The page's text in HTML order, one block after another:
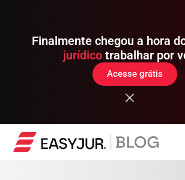
Finalmente chegou a hora
jurídico trabalhar por
Acesse grátis